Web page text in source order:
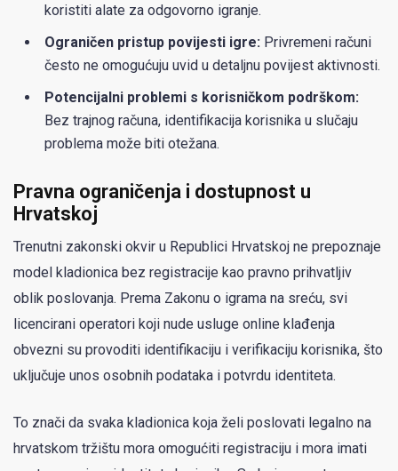
koristiti alate za odgovorno igranje.
Ograničen pristup povijesti igre: Privremeni računi
često ne omogućuju uvid u detaljnu povijest aktivnosti.
Potencijalni problemi s korisničkom podrškom:
Bez trajnog računa, identifikacija korisnika u slučaju
problema može biti otežana.
Pravna ograničenja i dostupnost u
Hrvatskoj
Trenutni zakonski okvir u Republici Hrvatskoj ne prepoznaje
model kladionica bez registracije kao pravno prihvatljiv
oblik poslovanja. Prema Zakonu o igrama na sreću, svi
licencirani operatori koji nude usluge online klađenja
obvezni su provoditi identifikaciju i verifikaciju korisnika, što
uključuje unos osobnih podataka i potvrdu identiteta.
To znači da svaka kladionica koja želi poslovati legalno na
hrvatskom tržištu mora omogućiti registraciju i mora imati